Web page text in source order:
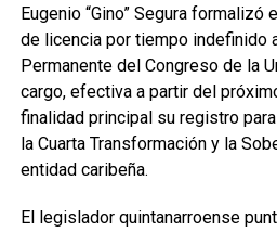
Eugenio “Gino” Segura
de licencia por tiempo indefinido
Permanente del Congreso de la
cargo, efectiva a partir del
finalidad principal su registro
la Cuarta Transformación y la
entidad caribeña.
El legislador quintanarroense